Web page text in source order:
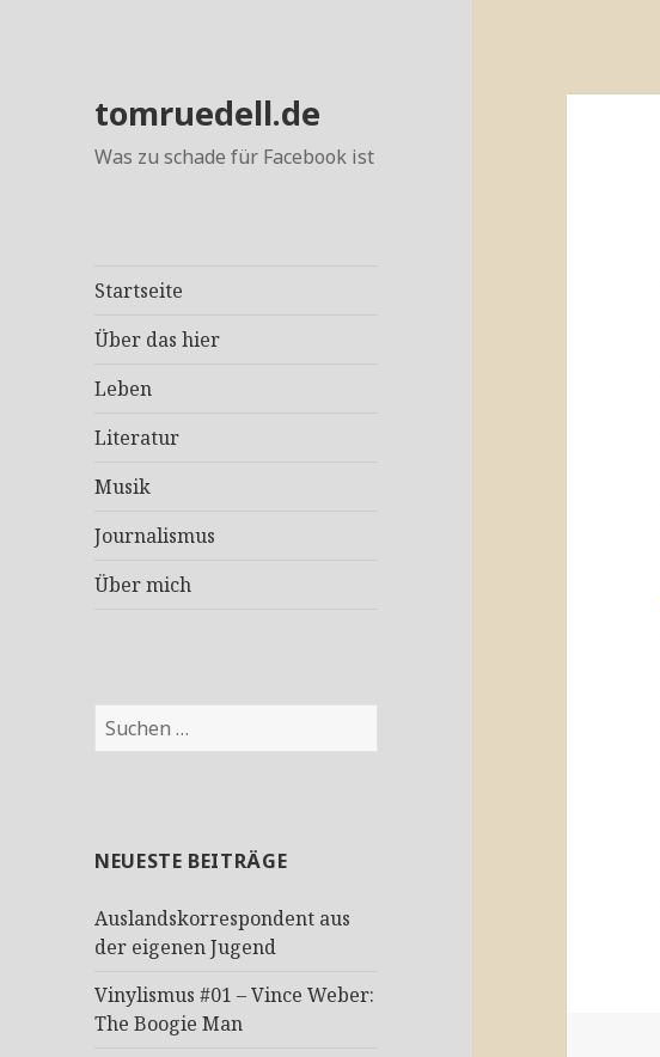
tomruedell.de
Was zu schade für Facebook ist
Startseite
Über das hier
Leben
Literatur
Musik
Journalismus
Über mich
Suchen
nach:
NEUESTE BEITRÄGE
Auslandskorrespondent aus
der eigenen Jugend
Vinylismus #01 – Vince Weber:
The Boogie Man